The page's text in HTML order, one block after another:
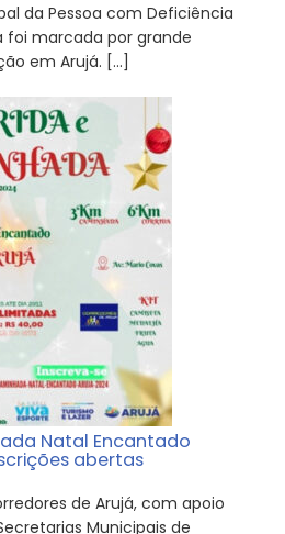
da Pessoa com Deficiência
foi marcada por grande
em Arujá. […]
Natal Encantado
abertas
de Arujá, com apoio
Municipais de